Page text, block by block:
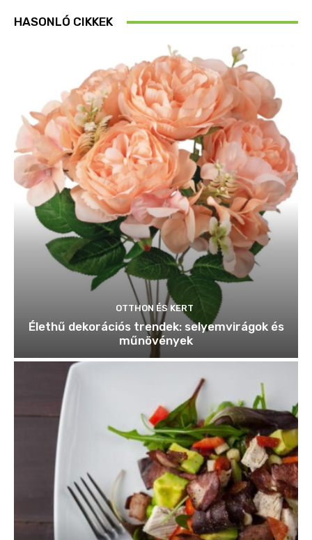
HASONLÓ CIKKEK
OTTHON ÉS KERT
Élethű dekorációs trendek: selyemvirágok és
műnövények